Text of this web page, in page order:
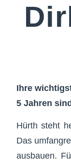
Ihre
5 Jahren
Hürth steht
Das
ausbauen.